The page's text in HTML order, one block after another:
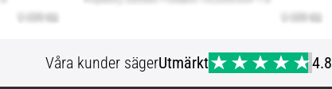
Våra kunder sägerUtmärkt 4.8